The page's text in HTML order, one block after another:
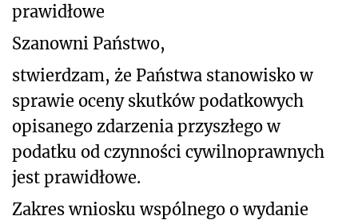
prawidłowe
Szanowni Państwo,
stwierdzam, że Państwa stanowisko w
sprawie oceny skutków podatkowych
opisanego zdarzenia przyszłego w
podatku od czynności cywilnoprawnych
jest prawidłowe.
Zakres wniosku wspólnego o wydanie